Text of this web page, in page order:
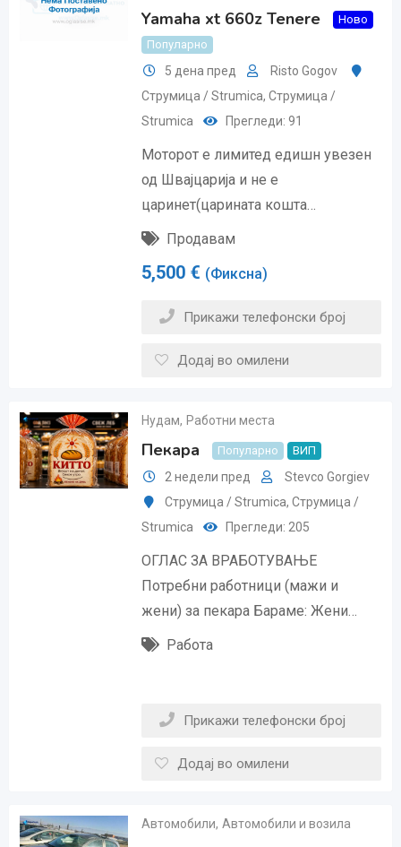
Yamaha xt 660z Tenere
Ново
Популарно
5 дена пред
Risto Gogov
Струмица / Strumica, Струмица /
Strumica
Прегледи: 91
Моторот е лимитед едишн увезен
од Швајцарија и не е
царинет(царината кошта…
Продавам
5,500 € (Фиксна)
Прикажи телефонски број
Додај во омилени
Нудам, Работни места
Пекара Популарно ВИП
2 недели пред
Stevco Gorgiev
Струмица / Strumica, Струмица /
Strumica
Прегледи: 205
ОГЛАС ЗА ВРАБОТУВАЊЕ
Потребни работници (мажи и
жени) за пекара Бараме: Жени…
Работа
Прикажи телефонски број
Додај во омилени
Автомобили, Автомобили и возила